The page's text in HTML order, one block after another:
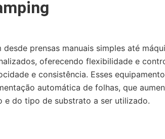
prensas manuais simples até
oferecendo flexibilidade e
e consistência. Esses
automática de folhas, que
e do tipo de substrato a ser utilizado.